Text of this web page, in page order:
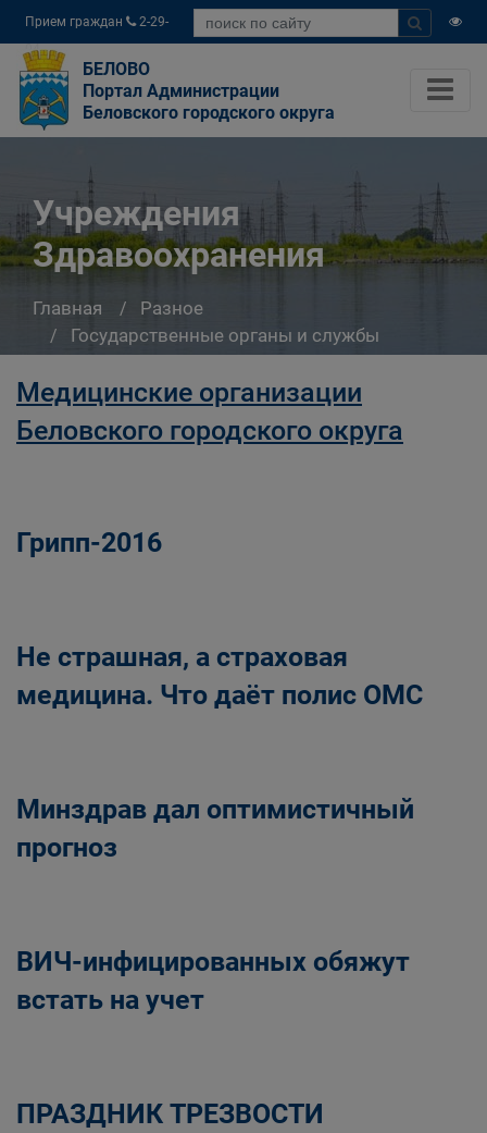
Прием граждан
2-29-
04
БЕЛОВО
Портал Администрации
Беловского городского округа
Учреждения
Здравоохранения
Главная
Разное
Государственные органы и службы
информируют
Учреждения Здравоохранения
Медицинские организации
Беловского городского округа
Грипп-2016
Не страшная, а страховая
медицина. Что даёт полис ОМС
Минздрав дал оптимистичный
прогноз
ВИЧ-инфицированных обяжут
встать на учет
ПРАЗДНИК ТРЕЗВОСТИ